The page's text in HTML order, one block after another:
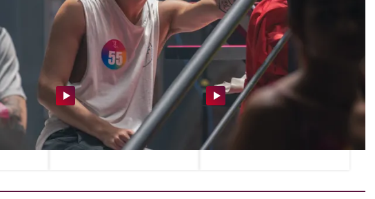
lectura
García dimite tras la detención
de Prieto y Calatrava
Prieto echa en cara a
Calatrava su traición tras ser
detenidos